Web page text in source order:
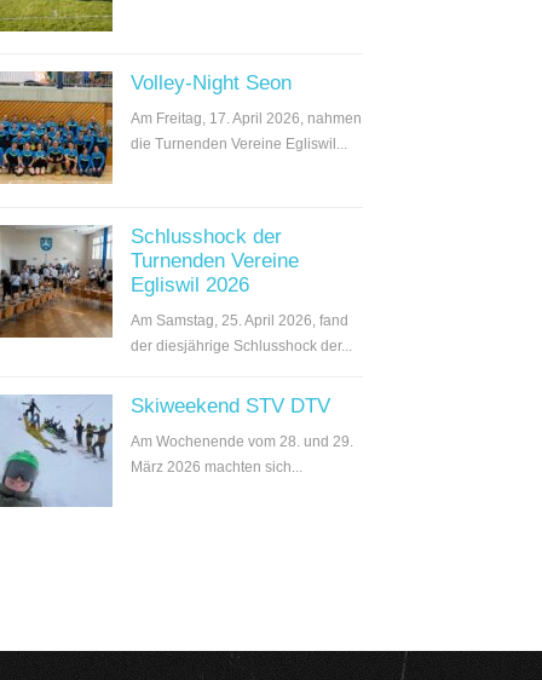
Volley-Night Seon
Am Freitag, 17. April 2026, nahmen
die Turnenden Vereine Egliswil...
Schlusshock der
Turnenden Vereine
Egliswil 2026
Am Samstag, 25. April 2026, fand
der diesjährige Schlusshock der...
Skiweekend STV DTV
Am Wochenende vom 28. und 29.
März 2026 machten sich...